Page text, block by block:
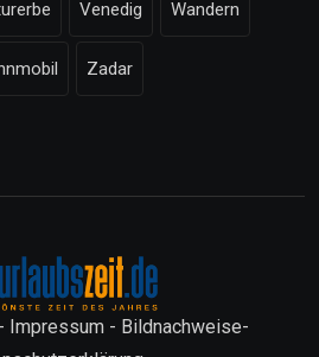
Venedig Wandern
Zadar
Impressum - Bildnachweise-